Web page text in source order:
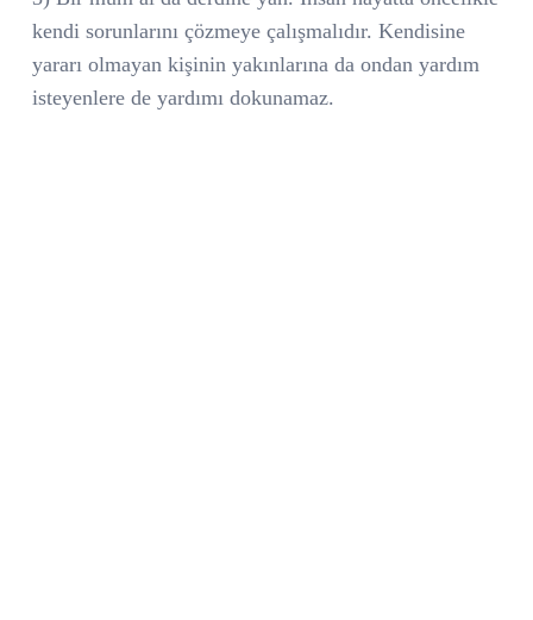
kendi sorunlarını çözmeye çalışmalıdır. Kendisine
yararı olmayan kişinin yakınlarına da ondan yardım
isteyenlere de yardımı dokunamaz.